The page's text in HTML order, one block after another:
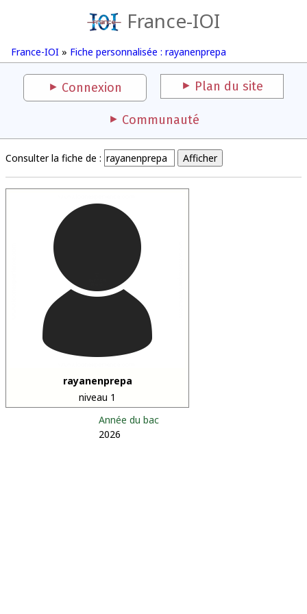
France-IOI
France-IOI » Fiche personnalisée : rayanenprepa
Connexion Plan du site
Communauté
Consulter la fiche de :
rayanenprepa
niveau 1
Année du bac
2026